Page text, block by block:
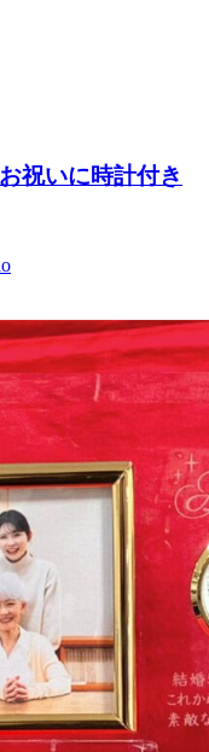
祝いに時計付き